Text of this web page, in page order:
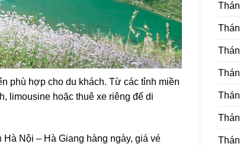
phù hợp cho du khách. Từ các tỉnh miền
limousine hoặc thuê xe riêng để di
Nội – Hà Giang hàng ngày, giá vé